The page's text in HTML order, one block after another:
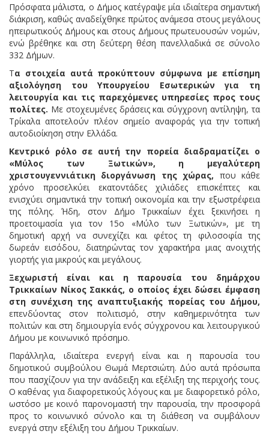
Πρόσφατα μάλιστα, ο Δήμος κατέγραψε μία ιδιαίτερα σημαντική
διάκριση, καθώς αναδείχθηκε πρώτος ανάμεσα στους μεγάλους
ηπειρωτικούς Δήμους και στους Δήμους πρωτευουσών νομών,
ενώ βρέθηκε και στη δεύτερη θέση πανελλαδικά σε σύνολο
332 Δήμων.
Τα στοιχεία αυτά προκύπτουν σύμφωνα με επίσημη
αξιολόγηση του Υπουργείου Εσωτερικών για τη
λειτουργία και τις παρεχόμενες υπηρεσίες προς τους
πολίτες. Με στοχευμένες δράσεις και σύγχρονη αντίληψη, τα
Τρίκαλα αποτελούν πλέον σημείο αναφοράς για την τοπική
αυτοδιοίκηση στην Ελλάδα.
Κεντρικό ρόλο σε αυτή την πορεία διαδραματίζει ο
«Μύλος των Ξωτικών», η μεγαλύτερη
χριστουγεννιάτικη διοργάνωση της χώρας, που κάθε
χρόνο προσελκύει εκατοντάδες χιλιάδες επισκέπτες και
ενισχύει σημαντικά την τοπική οικονομία και την εξωστρέφεια
της πόλης. Ήδη, στον Δήμο Τρικκαίων έχει ξεκινήσει η
προετοιμασία για τον 15ο «Μύλο των Ξωτικών», με τη
δημοτική αρχή να συνεχίζει και φέτος τη φιλοσοφία της
δωρεάν εισόδου, διατηρώντας τον χαρακτήρα μιας ανοιχτής
γιορτής για μικρούς και μεγάλους.
Ξεχωριστή είναι και η παρουσία του δημάρχου
Τρικκαίων Νίκος Σακκάς, ο οποίος έχει δώσει έμφαση
στη συνέχιση της αναπτυξιακής πορείας του Δήμου,
επενδύοντας στον πολιτισμό, στην καθημερινότητα των
πολιτών και στη δημιουργία ενός σύγχρονου και λειτουργικού
Δήμου με κοινωνικό πρόσημο.
Παράλληλα, ιδιαίτερα ενεργή είναι και η παρουσία του
δημοτικού συμβούλου Θωμά Μερτσιώτη. Δύο αυτά πρόσωπα
που πασχίζουν για την ανάδειξη και εξέλιξη της περιχοής τους.
Ο καθένας για διαφορετικούς λόγους και με διαφορετικό ρόλο,
ωστόσο με κοινό παρονομαστή την παρουσία, την προσφορά
προς το κοινωνικό σύνολο και τη διάθεση να συμβάλουν
ενεργά στην εξέλιξη του Δήμου Τρικκαίων.